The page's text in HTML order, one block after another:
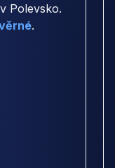
Polevsko.
.